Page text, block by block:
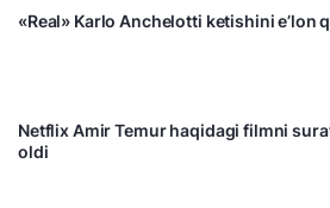
«Real» Karlo Anchelotti ketishini e’lon
Netflix Amir Temur haqidagi filmni
oldi